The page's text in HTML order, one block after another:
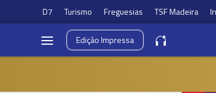
D7 Turismo Freguesias TSF Madeira
EdiçãoImpressa